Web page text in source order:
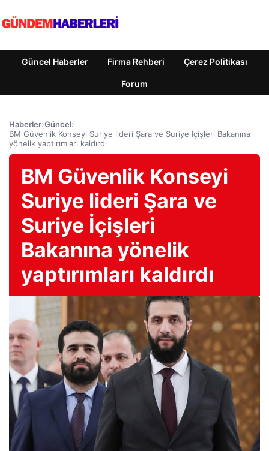
Güncel Haberler Firma Rehberi Çerez Politikası
Forum
Haberler›Güncel›
BM Güvenlik Konseyi Suriye lideri Şara ve Suriye İçişleri Bakanına
yönelik yaptırımları kaldırdı
BM Güvenlik Konseyi
Suriye lideri Şara ve
Suriye İçişleri
Bakanına yönelik
yaptırımları kaldırdı